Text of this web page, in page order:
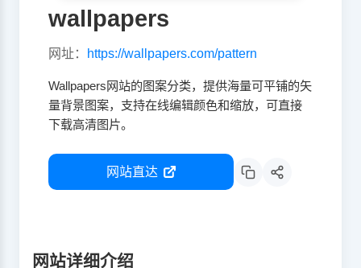
wallpapers
网址： https://wallpapers.com/pattern
Wallpapers网站的图案分类，提供海量可平铺的矢
量背景图案，支持在线编辑颜色和缩放，可直接
下载高清图片。
网站直达
网站详细介绍